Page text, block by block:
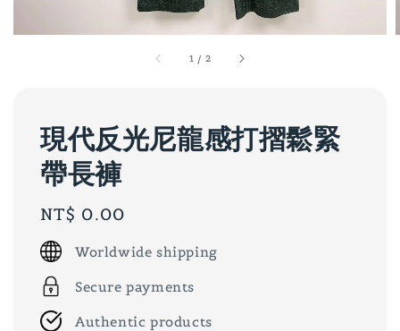
1 / 2
現代反光尼龍感打摺鬆緊
帶長褲
Regular
price
NT$ 0.00
Worldwide shipping
Secure payments
Authentic products